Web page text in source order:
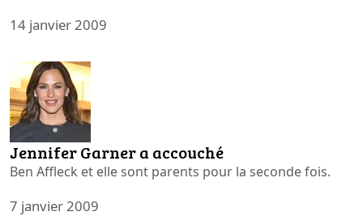
14 janvier 2009
Jennifer Garner a accouché
Ben Affleck et elle sont parents pour la seconde fois.
7 janvier 2009